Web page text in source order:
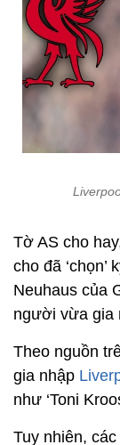
Tờ AS cho
cho đã
Neuhaus của
người vừa gia
Theo nguồn
gia nhập
như ‘Toni
Tuy nhiên,